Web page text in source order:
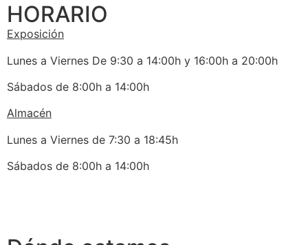
HORARIO
Exposición
Lunes a Viernes De 9:30 a 14:00h y 16:00h a 20:00h
Sábados de 8:00h a 14:00h
Almacén
Lunes a Viernes de 7:30 a 18:45h
Sábados de 8:00h a 14:00h